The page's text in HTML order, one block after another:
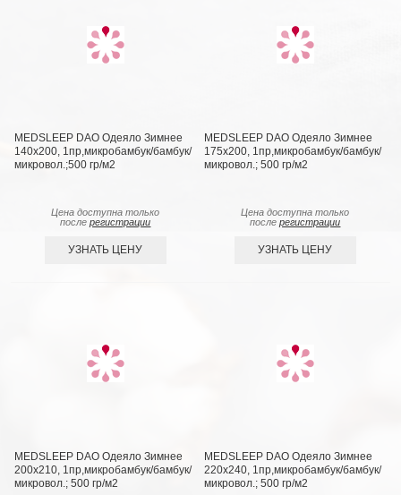
MEDSLEEP DAO Одеяло Зимнее
140х200, 1пр,микробамбук/бамбук/
микровол.;500 гр/м2
Цена доступна только
послерегистрации
УЗНАТЬ ЦЕНУ
MEDSLEEP DAO Одеяло Зимнее
175х200, 1пр,микробамбук/бамбук/
микровол.; 500 гр/м2
Цена доступна только
послерегистрации
УЗНАТЬ ЦЕНУ
MEDSLEEP DAO Одеяло Зимнее
200х210, 1пр,микробамбук/бамбук/
микровол.; 500 гр/м2
MEDSLEEP DAO Одеяло Зимнее
220х240, 1пр,микробамбук/бамбук/
микровол.; 500 гр/м2